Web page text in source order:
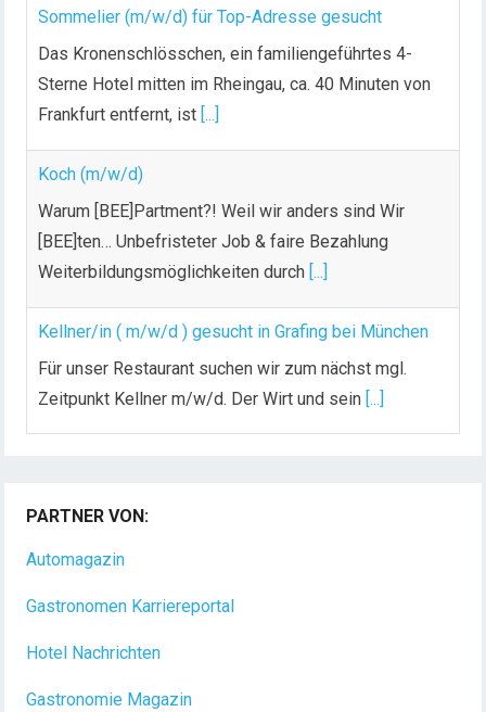
Sommelier (m/w/d) für Top-Adresse gesucht
Das Kronenschlösschen, ein familiengeführtes 4-
Sterne Hotel mitten im Rheingau, ca. 40 Minuten von
Frankfurt entfernt, ist [...]
Koch (m/w/d)
Warum [BEE]Partment?! Weil wir anders sind Wir
[BEE]ten… Unbefristeter Job & faire Bezahlung
Weiterbildungsmöglichkeiten durch [...]
Kellner/in ( m/w/d ) gesucht in Grafing bei München
Für unser Restaurant suchen wir zum nächst mgl.
Zeitpunkt Kellner m/w/d. Der Wirt und sein [...]
Dein Arbeitsplatz mit Urlaubsfeeling Chef de Rang
(m/w/d) Du bist Gastgeber aus Leidenschaft und
PARTNER VON:
Automagazin
Gastronomen Karriereportal
Hotel Nachrichten
Gastronomie Magazin